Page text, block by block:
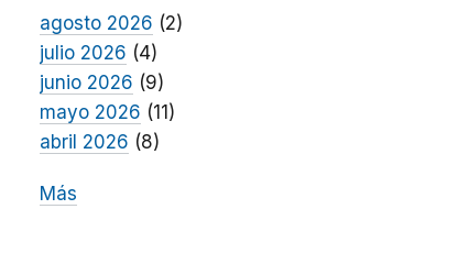
agosto 2026 (2)
julio 2026 (4)
junio 2026 (9)
mayo 2026 (11)
abril 2026 (8)
Más